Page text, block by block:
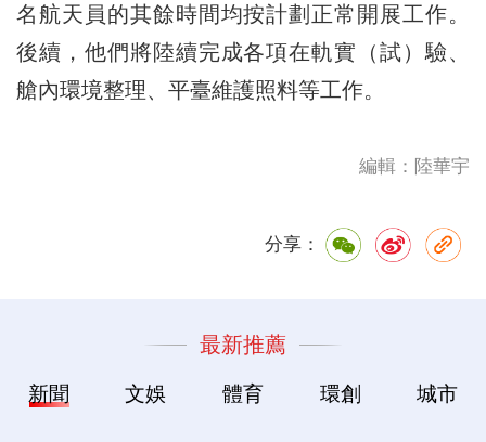
名航天員的其餘時間均按計劃正常開展工作。
後續，他們將陸續完成各項在軌實（試）驗、
艙內環境整理、平臺維護照料等工作。
編輯：陸華宇
分享：
最新推薦
新聞 文娛 體育 環創 城市